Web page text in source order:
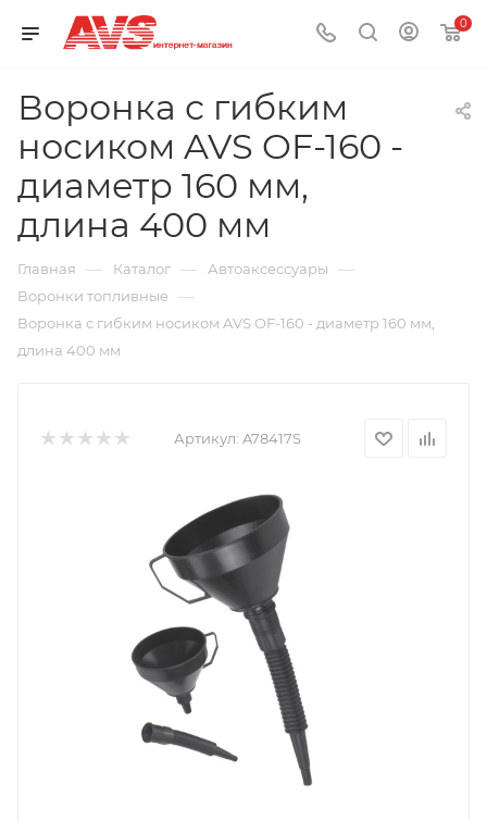
0
Воронка с гибким
носиком AVS OF-160 -
диаметр 160 мм,
длина 400 мм
Главная — Каталог — Автоаксессуары —
Воронки топливные —
Воронка с гибким носиком AVS OF-160 - диаметр 160 мм,
длина 400 мм
Артикул: A78417S